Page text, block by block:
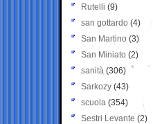
Rutelli (9)
san gottardo (4)
San Martino (3)
San Miniato (2)
sanità (306)
Sarkozy (43)
scuola (354)
Sestri Levante (2)